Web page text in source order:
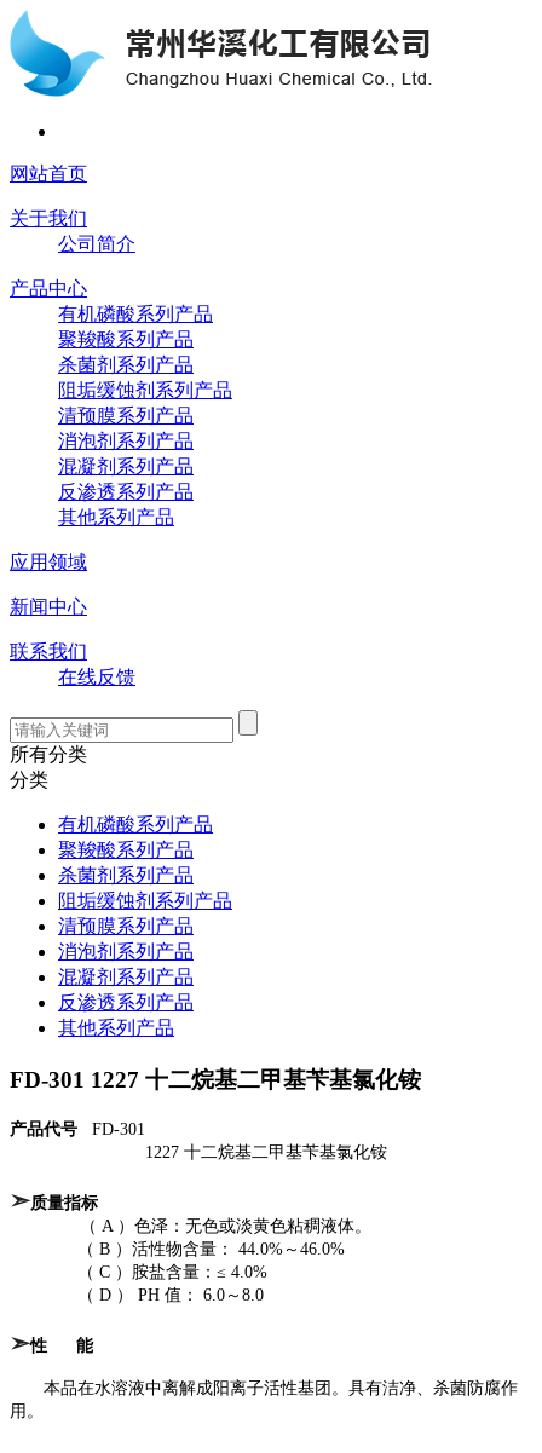
网站首页
关于我们
公司简介
产品中心
有机磷酸系列产品
聚羧酸系列产品
杀菌剂系列产品
阻垢缓蚀剂系列产品
清预膜系列产品
消泡剂系列产品
混凝剂系列产品
反渗透系列产品
其他系列产品
应用领域
新闻中心
联系我们
在线反馈
所有分类
分类
有机磷酸系列产品
聚羧酸系列产品
杀菌剂系列产品
阻垢缓蚀剂系列产品
清预膜系列产品
消泡剂系列产品
混凝剂系列产品
反渗透系列产品
其他系列产品
FD-301 1227 十二烷基二甲基苄基氯化铵
产品代号 FD-301
1227 十二烷基二甲基苄基氯化铵
➣质量指标
（ A ）色泽：无色或淡黄色粘稠液体。
（ B ）活性物含量： 44.0%～46.0%
（ C ）胺盐含量：≤ 4.0%
（ D ） PH 值： 6.0～8.0
➣性 能
本品在水溶液中离解成阳离子活性基团。具有洁净、杀菌防腐作
用。